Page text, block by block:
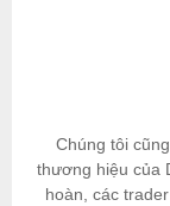
Chúng tôi
thương hiệu của
hoàn, các